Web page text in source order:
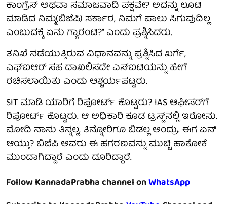
ಕಾಂಗ್ರೆಸ್ ಅಥವಾ ಸಮಾಜವಾದಿ ಪಕ್ಷವೇ? ಅದನ್ನು ಲೂಟಿ
ಮಾಡಿದ ನಿಮ್ಮ(ಬಿಜೆಪಿ) ಸರ್ಕಾರ, ನಿಮಗೆ ಪಾಲು ಸಿಗುವುದಿಲ್ಲ
ಎಂಬುದಕ್ಕೆ ಏನು ಗ್ಯಾರಂಟಿ?" ಎಂದು ಪ್ರಶ್ನಿಸಿದರು.
ತನಿಖೆ ನಡೆಯುತ್ತಿರುವ ವಿಧಾನವನ್ನು ಪ್ರಶ್ನಿಸಿದ ಖರ್ಗೆ,
ಎಫ್‌ಐಆರ್ ಸಹ ದಾಖಲಿಸದೇ ಎಸ್‌ಐಟಿಯನ್ನು ಹೇಗೆ
ರಚಿಸಲಾಯಿತು ಎಂದು ಆಶ್ಚರ್ಯಪಟ್ಟರು.
SIT ಮಾಡಿ ಯಾರಿಗೆ ರಿಪೋರ್ಟ್ ಕೊಟ್ಟರು? IAS ಆಫೀಸರ್‌ಗೆ
ರಿಪೋರ್ಟ್ ಕೊಟ್ಟರು. ಆ ಅಧಿಕಾರಿ ಕೂಡ ಟ್ರಸ್ಟ್‌ನಲ್ಲಿ ಇರೋನು.
ಮೋದಿ ನಾನು ತಿನ್ನಲ್ಲ, ತಿನ್ನೋರಿಗೂ ಬಿಡಲ್ಲ ಅಂದ್ರು. ಈಗ ಏನ್
ಆಯ್ತು? ಬಿಜೆಪಿ ಅವರು ಈ ಹಗರಣವನ್ನು ಮುಚ್ಚಿ ಹಾಕೋಕೆ
ಮುಂದಾಗಿದ್ದಾರೆ ಎಂದು ದೂರಿದ್ದಾರೆ.
Follow KannadaPrabha channel onWhatsApp